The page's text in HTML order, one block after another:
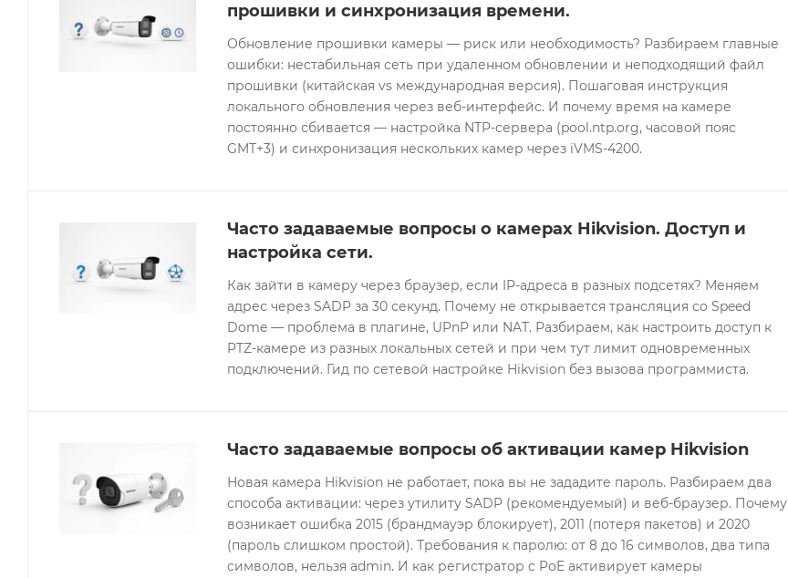
прошивки и синхронизация времени.
Обновление прошивки камеры — риск или необходимость? Разбираем главные
ошибки: нестабильная сеть при удаленном обновлении и неподходящий файл
прошивки (китайская vs международная версия). Пошаговая инструкция
локального обновления через веб-интерфейс. И почему время на камере
постоянно сбивается — настройка NTP-сервера (pool.ntp.org, часовой пояс
GMT+3) и синхронизация нескольких камер через iVMS-4200.
Часто задаваемые вопросы о камерах Hikvision. Доступ и
настройка сети.
Как зайти в камеру через браузер, если IP-адреса в разных подсетях? Меняем
адрес через SADP за 30 секунд. Почему не открывается трансляция со Speed
Dome — проблема в плагине, UPnP или NAT. Разбираем, как настроить доступ к
PTZ-камере из разных локальных сетей и при чем тут лимит одновременных
подключений. Гид по сетевой настройке Hikvision без вызова программиста.
Часто задаваемые вопросы об активации камер Hikvision
Новая камера Hikvision не работает, пока вы не зададите пароль. Разбираем два
способа активации: через утилиту SADP (рекомендуемый) и веб-браузер. Почему
возникает ошибка 2015 (брандмауэр блокирует), 2011 (потеря пакетов) и 2020
(пароль слишком простой). Требования к паролю: от 8 до 16 символов, два типа
символов, нельзя admin. И как регистратор с PoE активирует камеры